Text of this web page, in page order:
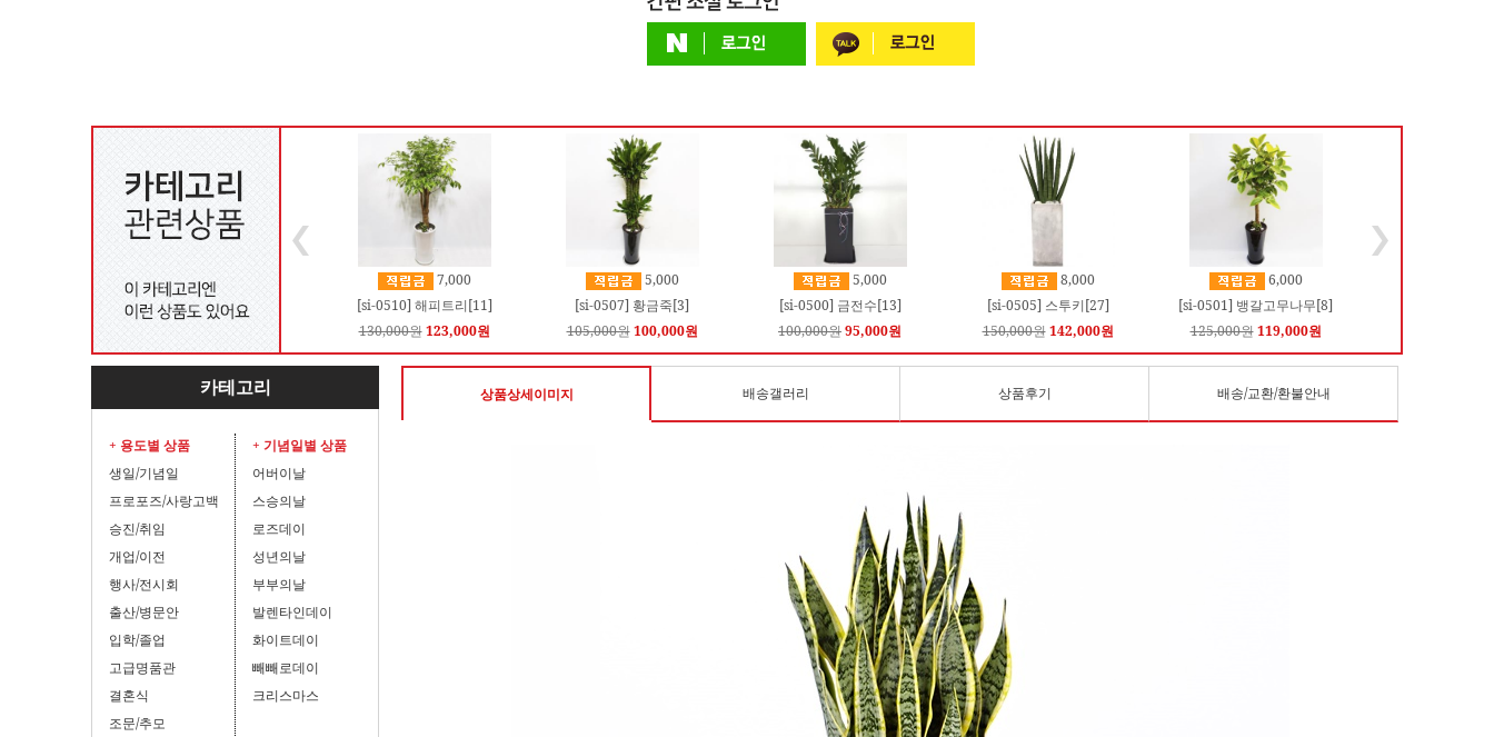
7,000
[si-0510] 해피트리[11]
130,000원 123,000원
5,000
[si-0507] 황금죽[3]
105,000원 100,000원
5,000
[si-0500] 금전수[13]
100,000원95,000원
8,000
[si-0505] 스투키[27]
150,000원 142,000원
6,000
[si-0501] 뱅갈고무나무[8]
125,000원 119,000원
카테고리
+ 용도별 상품
생일/기념일
프로포즈/사랑고백
승진/취임
개업/이전
행사/전시회
출산/병문안
입학/졸업
고급명품관
결혼식
조문/추모
+ 기념일별 상품
어버이날
스승의날
로즈데이
성년의날
부부의날
발렌타인데이
화이트데이
빼빼로데이
크리스마스
상품상세이미지 배송갤러리 상품후기 배송/교환/환불안내